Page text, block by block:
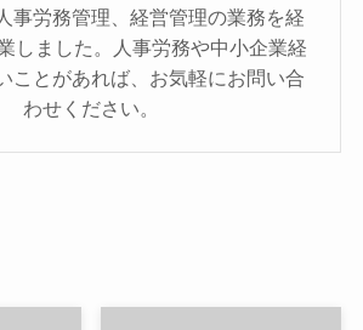
事労務管理、経営管理の業務を経
しました。人事労務や中小企業経
ことがあれば、お気軽にお問い合
わせください。